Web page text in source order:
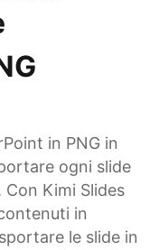
in PNG in
ogni slide
Kimi Slides
in
le slide in